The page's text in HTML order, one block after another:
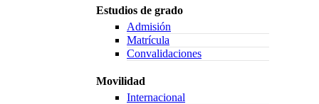
Estudios de grado
Admisión
Matrícula
Convalidaciones
Movilidad
Internacional